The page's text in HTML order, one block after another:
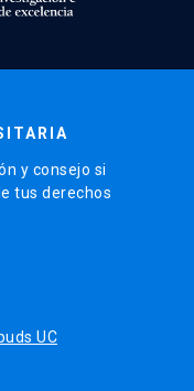
y consejo si
tus derechos
UC